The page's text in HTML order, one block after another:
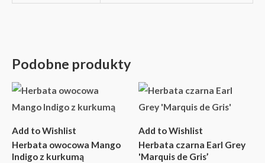
Podobne produkty
Add to Wishlist
Herbata owocowa Mango
Indigo z kurkumą
cen:
od
66,50 zł
Ten
produkt
wiele
Add to Wishlist
Herbata czarna Earl Grey
'Marquis de Gris’
Zakres
cen:
od
71,00 zł
Ten
produkt
wiele